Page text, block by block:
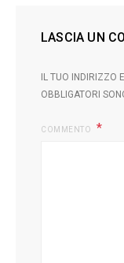
LASCIA UN
IL TUO INDIRIZZO
OBBLIGATORI
COMMENTO